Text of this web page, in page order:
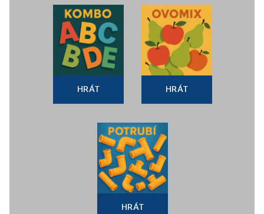
HRÁT HRÁT
HRÁT